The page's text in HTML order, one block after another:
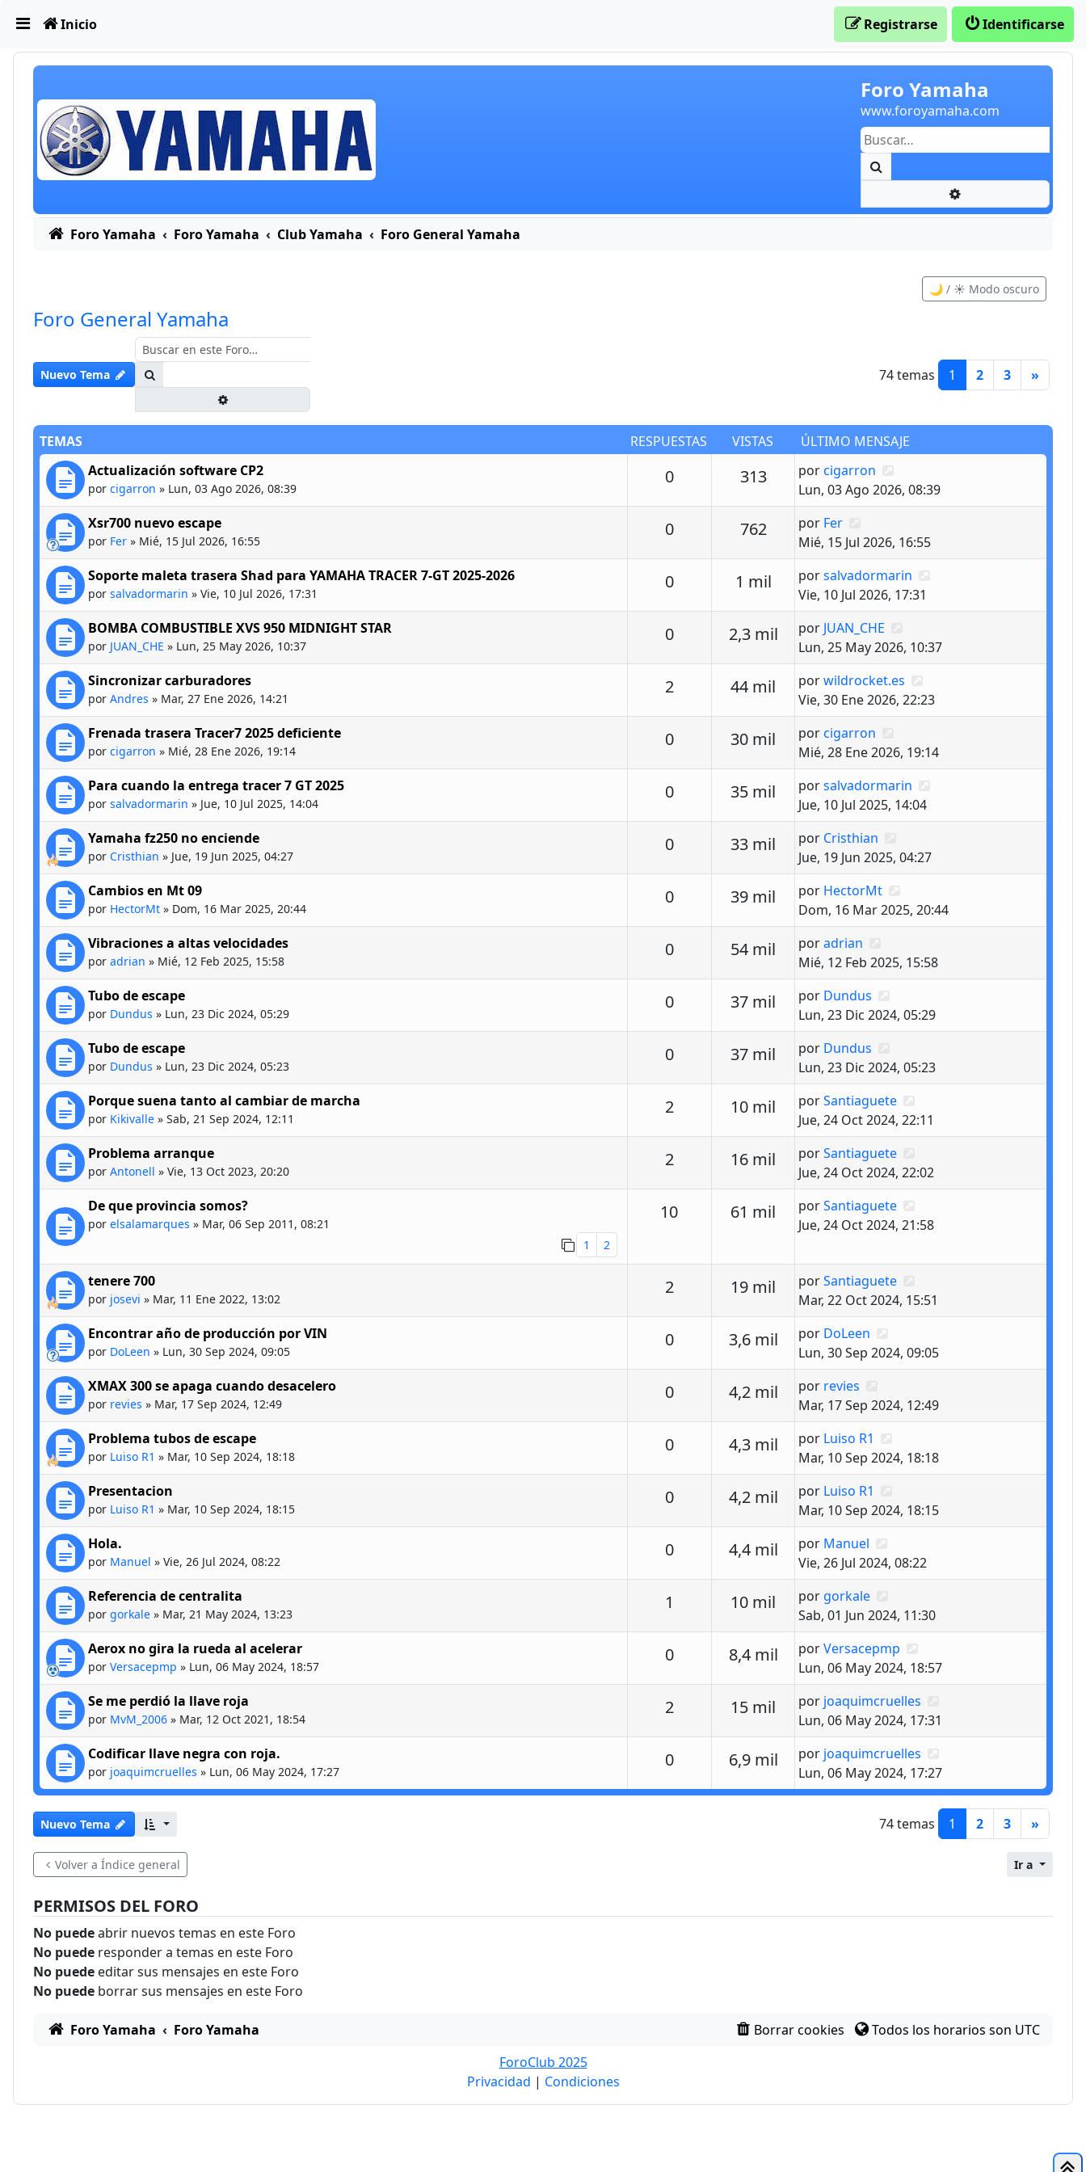
Obviar
Foro Yamaha
www.foroyamaha.com
Inicio Identificarse
Registrarse
Foro Yamaha Foro Yamaha Club Yamaha Foro General Yamaha
🌙 / ☀️ Modo oscuro
Foro General Yamaha
Nuevo Tema 74 temas 1 2 3 »
TEMAS RESPUESTAS VISTAS
ÚLTIMO MENSAJE
Actualización software CP2
por cigarron » Lun, 03 Ago 2026, 08:39
0Respuestas313VistasÚltimo mensaje
porcigarron
Lun, 03 Ago 2026, 08:39
Xsr700 nuevo escape
por Fer » Mié, 15 Jul 2026, 16:55
0Respuestas
762VistasÚltimo mensaje
por Fer
Mié, 15 Jul 2026, 16:55
Soporte maleta trasera Shad para YAMAHA TRACER 7-GT 2025-2026
por salvadormarin » Vie, 10 Jul 2026, 17:31
0Respuestas
1 milVistasÚltimo mensaje
porsalvadormarin
Vie, 10 Jul 2026, 17:31
BOMBA COMBUSTIBLE XVS 950 MIDNIGHT STAR
por JUAN_CHE » Lun, 25 May 2026, 10:37
0Respuestas
2,3 milVistasÚltimo mensaje
por JUAN_CHE
Lun, 25 May 2026, 10:37
Sincronizar carburadores
por Andres » Mar, 27 Ene 2026, 14:21
2Respuestas
44 mil Vistas
Último mensaje
porwildrocket.es
Vie, 30 Ene 2026, 22:23
Frenada trasera Tracer7 2025 deficiente
por cigarron » Mié, 28 Ene 2026, 19:14
0Respuestas
30 mil Vistas
Último mensaje
porcigarron
Mié, 28 Ene 2026, 19:14
Para cuando la entrega tracer 7 GT 2025
por salvadormarin » Jue, 10 Jul 2025, 14:04
0Respuestas
35 mil Vistas
Último mensaje
porsalvadormarin
Jue, 10 Jul 2025, 14:04
Yamaha fz250 no enciende
por Cristhian » Jue, 19 Jun 2025, 04:27
0Respuestas
33 mil Vistas
Último mensaje
por Cristhian
Jue, 19 Jun 2025, 04:27
Cambios en Mt 09
por HectorMt » Dom, 16 Mar 2025, 20:44
0Respuestas
39 mil Vistas
Último mensaje
por HectorMt
Dom, 16 Mar 2025, 20:44
Vibraciones a altas velocidades
por adrian » Mié, 12 Feb 2025, 15:58
0Respuestas
54 mil Vistas
Último mensaje
poradrian
Mié, 12 Feb 2025, 15:58
Tubo de escape
por Dundus » Lun, 23 Dic 2024, 05:29
0Respuestas
37 mil Vistas
Último mensaje
por Dundus
Lun, 23 Dic 2024, 05:29
Tubo de escape
por Dundus » Lun, 23 Dic 2024, 05:23
0Respuestas
37 mil Vistas
Último mensaje
por Dundus
Lun, 23 Dic 2024, 05:23
Porque suena tanto al cambiar de marcha
por Kikivalle » Sab, 21 Sep 2024, 12:11
2Respuestas
10 mil Vistas
Último mensaje
porSantiaguete
Jue, 24 Oct 2024, 22:11
Problema arranque
por Antonell » Vie, 13 Oct 2023, 20:20
2Respuestas
16 mil Vistas
Último mensaje
porSantiaguete
Jue, 24 Oct 2024, 22:02
De que provincia somos?
por elsalamarques » Mar, 06 Sep 2011, 08:21
1
2
10Respuestas
61 mil Vistas
Último mensaje
porSantiaguete
Jue, 24 Oct 2024, 21:58
tenere 700
por josevi » Mar, 11 Ene 2022, 13:02
2Respuestas
19 mil Vistas
Último mensaje
porSantiaguete
Mar, 22 Oct 2024, 15:51
Encontrar año de producción por VIN
por DoLeen » Lun, 30 Sep 2024, 09:05
0Respuestas
3,6 milVistasÚltimo mensaje
por DoLeen
Lun, 30 Sep 2024, 09:05
XMAX 300 se apaga cuando desacelero
por revies » Mar, 17 Sep 2024, 12:49
0Respuestas
4,2 milVistasÚltimo mensaje
por revies
Mar, 17 Sep 2024, 12:49
Problema tubos de escape
por Luiso R1 » Mar, 10 Sep 2024, 18:18
0Respuestas
4,3 milVistasÚltimo mensaje
por Luiso R1
Mar, 10 Sep 2024, 18:18
Presentacion
por Luiso R1 » Mar, 10 Sep 2024, 18:15
0Respuestas
4,2 milVistasÚltimo mensaje
por Luiso R1
Mar, 10 Sep 2024, 18:15
Hola.
por Manuel » Vie, 26 Jul 2024, 08:22
0Respuestas
4,4 milVistasÚltimo mensaje
por Manuel
Vie, 26 Jul 2024, 08:22
Referencia de centralita
por gorkale » Mar, 21 May 2024, 13:23
1 Respuestas
10 mil Vistas
Último mensaje
por gorkale
Sab, 01 Jun 2024, 11:30
Aerox no gira la rueda al acelerar
por Versacepmp » Lun, 06 May 2024, 18:57
0Respuestas
8,4 milVistasÚltimo mensaje
porVersacepmp
Lun, 06 May 2024, 18:57
Se me perdió la llave roja
por MvM_2006 » Mar, 12 Oct 2021, 18:54
2Respuestas
15 mil Vistas
Último mensaje
por joaquimcruelles
Lun, 06 May 2024, 17:31
Codificar llave negra con roja.
por joaquimcruelles » Lun, 06 May 2024, 17:27
0Respuestas
6,9 milVistasÚltimo mensaje
por joaquimcruelles
Lun, 06 May 2024, 17:27
Nuevo Tema 74 temas 1 2 3 »
Volver a Índice general Ir a
PERMISOS DEL FORO
No puedeabrir nuevos temas en este Foro
No puede responder a temas en este Foro
No puede editar sus mensajes en este Foro
No puede borrar sus mensajes en este Foro
Foro Yamaha Foro Yamaha Borrar cookies Todos los horarios son UTC
ForoClub 2025
Privacidad | Condiciones